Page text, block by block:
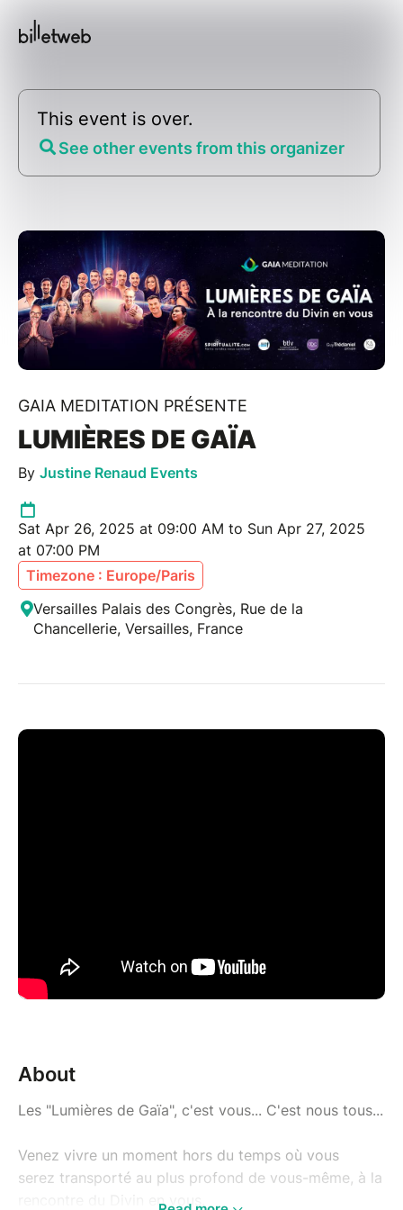
This event is over.
See other events from this organizer
GAIA MEDITATION PRÉSENTE
LUMIÈRES DE GAÏA
By Justine Renaud Events
Sat Apr 26, 2025 at 09:00 AM to Sun Apr 27, 2025
at 07:00 PM
Timezone : Europe/Paris
Versailles Palais des Congrès, Rue de la
Chancellerie, Versailles, France
About
Les "Lumières de Gaïa", c'est vous... C'est nous tous...
Venez vivre un moment hors du temps où vous
serez transporté au plus profond de vous-même, à la
rencontre du Divin en vous.